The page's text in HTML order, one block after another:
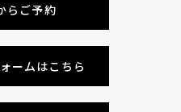
らご予約
ームはこちら